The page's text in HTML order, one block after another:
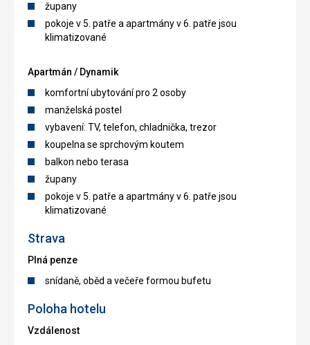
župany
pokoje v 5. patře a apartmány v 6. patře jsou
klimatizované
Apartmán / Dynamik
komfortní ubytování pro 2 osoby
manželská postel
vybavení: TV, telefon, chladnička, trezor
koupelna se sprchovým koutem
balkon nebo terasa
župany
pokoje v 5. patře a apartmány v 6. patře jsou
klimatizované
Strava
Plná penze
snídaně, oběd a večeře formou bufetu
Poloha hotelu
Vzdálenost